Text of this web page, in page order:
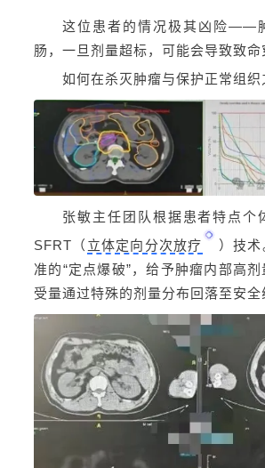
这位患者的情况极其凶险——
肠，一旦剂量超标，可能会导致致命
如何在杀灭肿瘤与保护正常组织
张敏主任团队根据患者特点个
SFRT（ 立体定向分次放疗
）技
准的“定点爆破”，给予肿瘤内部高
受量通过特殊的剂量分布回落至安全